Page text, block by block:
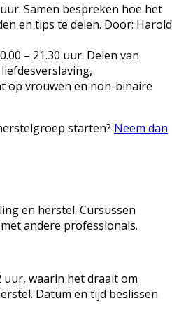
Samen bespreken hoe het
en tips te delen. Door: Harold
– 21.30 uur. Delen van
op vrouwen en non-binaire
starten? Neem dan
en herstel. Cursussen
andere professionals.
uur, waarin het draait om
Datum en tijd beslissen